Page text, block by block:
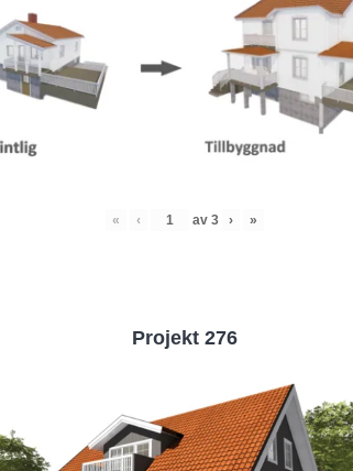
« ‹ av 3 › »
Projekt 276